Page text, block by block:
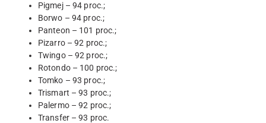
Pigmej – 94 proc.;
Borwo – 94 proc.;
Panteon – 101 proc.;
Pizarro – 92 proc.;
Twingo – 92 proc.;
Rotondo – 100 proc.;
Tomko – 93 proc.;
Trismart – 93 proc.;
Palermo – 92 proc.;
Transfer – 93 proc.